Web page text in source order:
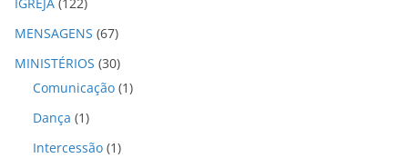
IGREJA (122)
MENSAGENS (67)
MINISTÉRIOS (30)
Comunicação (1)
Dança (1)
Intercessão (1)